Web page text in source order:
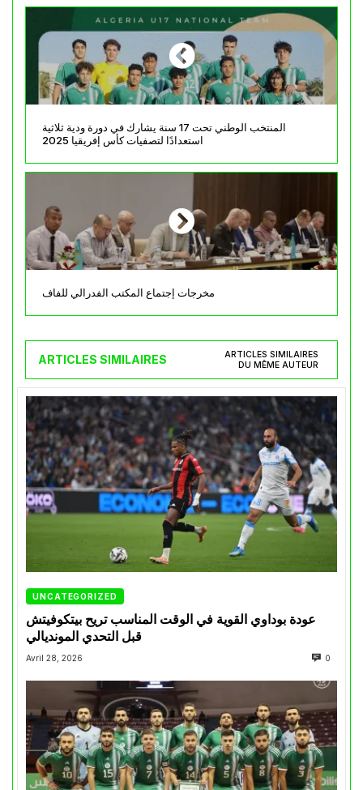
المنتخب الوطني تحت 17 سنة يشارك في دورة ودية ثلاثية
استعدادًا لتصفيات كأس إفريقيا 2025
مخرجات إجتماع المكتب الفدرالي للفاف
ARTICLES SIMILAIRES
ARTICLES SIMILAIRES
DU MÊME AUTEUR
UNCATEGORIZED
عودة بوداوي القوية في الوقت المناسب تريح بيتكوفيتش
قبل التحدي المونديالي
Avril 28, 2026 0